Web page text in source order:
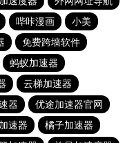
哔咔漫画
小美
免费跨墙软件
蚂蚁加速器
云梯加速器
器
优途加速器官网
速器
橘子加速器